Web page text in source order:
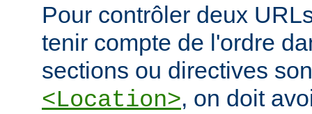
Pour contrôler deux
tenir compte de l'ordre
sections ou directives
<Location>, on doit